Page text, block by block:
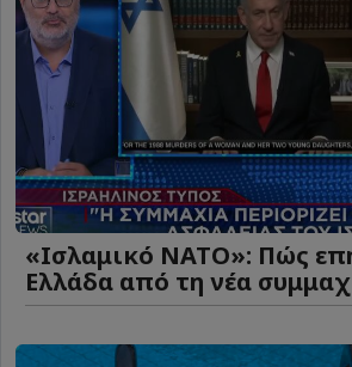
«Ισλαμικό ΝΑΤΟ»: Πώς
Ελλάδα από τη νέα